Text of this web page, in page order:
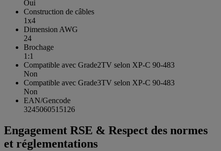
Oui
Construction de câbles
1x4
Dimension AWG
24
Brochage
1:1
Compatible avec Grade2TV selon XP-C 90-483
Non
Compatible avec Grade3TV selon XP-C 90-483
Non
EAN/Gencode
3245060515126
Engagement RSE & Respect des normes
et réglementations